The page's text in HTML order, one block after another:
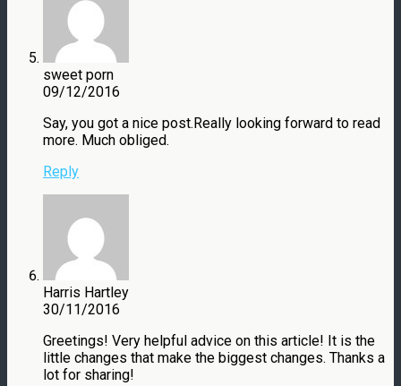
sweet porn
09/12/2016
Say, you got a nice post.Really looking forward to read
more. Much obliged.
Reply
Harris Hartley
30/11/2016
Greetings! Very helpful advice on this article! It is the
little changes that make the biggest changes. Thanks a
lot for sharing!